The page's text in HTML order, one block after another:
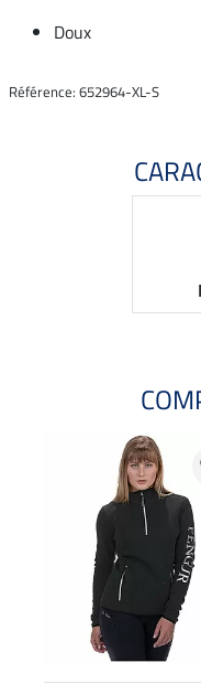
Doux
Référence: 652964-XL-S